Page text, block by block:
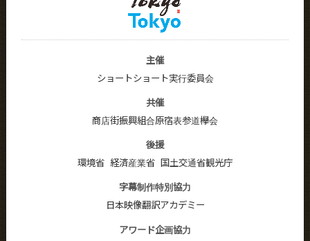
主催
ショートショート実行委員会
共催
商店街振興組合原宿表参道欅会
後援
環境省 経済産業省 国土交通省観光庁
字幕制作特別協力
日本映像翻訳アカデミー
アワード企画協力